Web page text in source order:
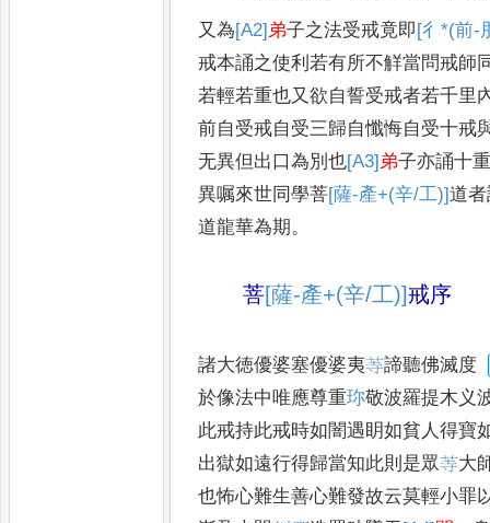
又為[A2] 弟子之法受戒竟即 [彳*(前-
戒本誦之使利若有所不觧當問戒師
若輕若重也又欲自誓受戒者若千里
前自受戒自受三歸自懺悔自受十戒
无異但出口為別也[A3] 弟子亦誦十
異嘱來世同學菩[薩-產+(辛/工)]道
道龍華為期。
菩[薩-產+(辛/工)]戒序
諸大徳優婆塞優婆夷䓁諦聽佛滅度
於像法中唯應尊重珎敬波羅提木义
此戒持此戒時如闇遇眀如貧人得寶
出獄如遠行得歸當知此則是眾䓁大
也怖心難生善心難發故云莫輕小罪